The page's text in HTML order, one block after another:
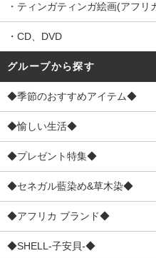
・ティンガティンガ絵画(アフリ
・CD、DVD
グループから探す
◆季節のおすすめアイテム◆
◆愉しい生活◆
◆プレゼント特集◆
◆セネガル藍染め&草木染◆
◆アフリカ ブランド◆
◆SHELL-子安貝-◆